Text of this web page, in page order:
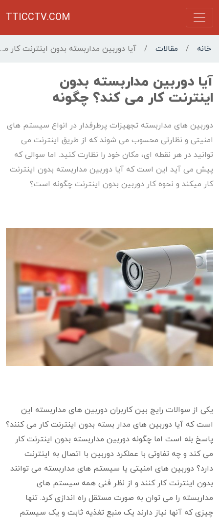
TTICCTV.COM
خانه / مقالات / آیا دوربین مداربسته بدون اینترنت کار می کند؟ چگونه
آیا دوربین مداربسته بدون
اینترنت کار می کند؟ چگونه
دوربین های مداربسته تجهیزات پرطرفدار در انواع سیستم های
امنیتی و نظارتی محسوب می شوند که از طریق اینترنت می
توانید در هر نقطه ای، مکان خود را نظارت کنید. اما سوالی که
پیش می آید این است که آیا دوربین مداربسته بدون اینترنت
کار میکند و نحوه کار دوربین بدون اینترنت چگونه است؟
یکی از سوالات رایج بین کاربران دوربین های مداربسته این
است که آیا دوربین های مدار بسته بدون اینترنت کار می کنند؟
پاسخ بله است اما چگونه دوربین مداربسته بدون اینترنت کار
می کند و چه تفاوتی با عملکرد دوربین با اتصال به اینترنت
دارد؟ دوربین های امنیتی یا سیستم های مداربسته می توانند
بدون اینترنت کار کنند و از نظر فنی همه سیستم های
مداربسته را می توان به صورت مستقل راه اندازی کرد. تنها
چیزی که آنها نیاز دارند یک منبع تغذیه ثابت و یک سیستم